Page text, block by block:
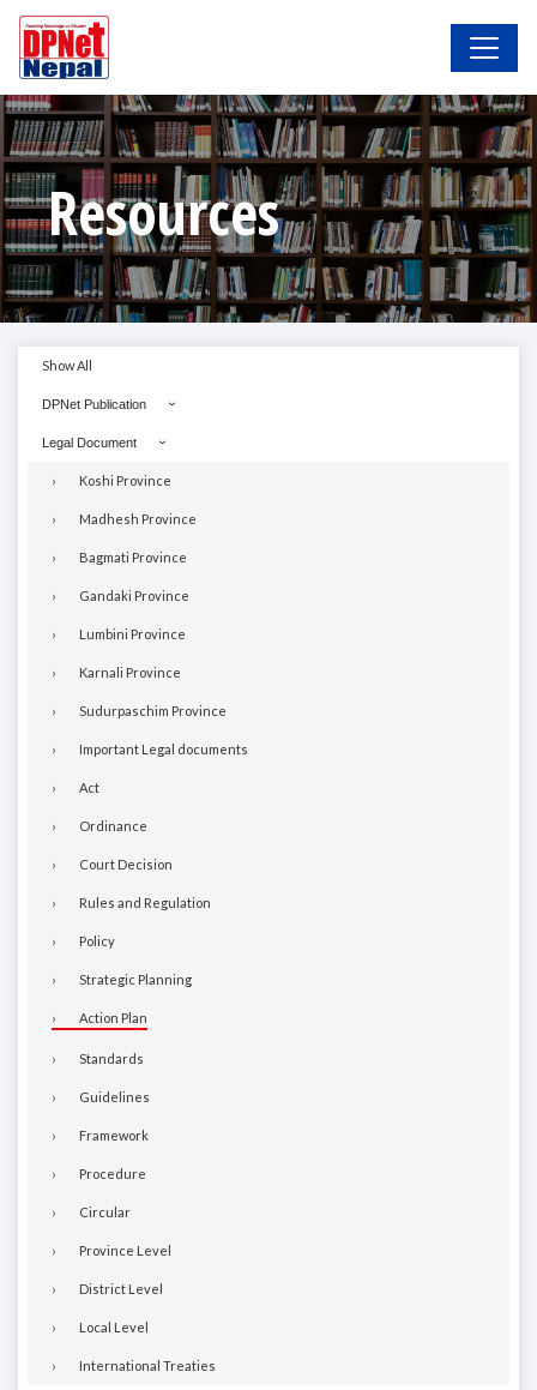
Resources
Show All
DPNet Publication
Legal Document
Koshi Province
Madhesh Province
Bagmati Province
Gandaki Province
Lumbini Province
Karnali Province
Sudurpaschim Province
Important Legal documents
Act
Ordinance
Court Decision
Rules and Regulation
Policy
Strategic Planning
Action Plan
Standards
Guidelines
Framework
Procedure
Circular
Province Level
District Level
Local Level
International Treaties